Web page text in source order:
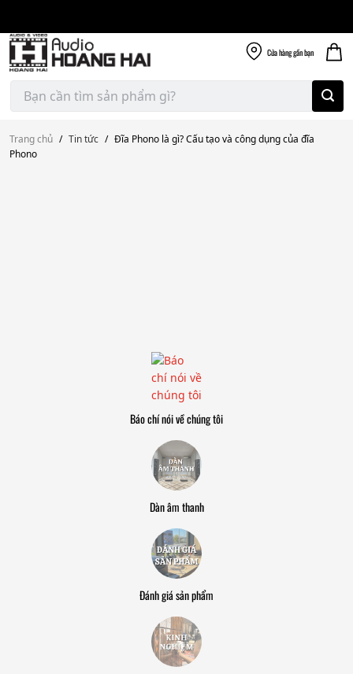
content
Cửa hànggần bạn
Tìm
kiếm:
Trang chủ / Tin tức / Đĩa Phono là gì? Cấu tạo và công dụng của đĩa
Phono
Báo chí nói về chúng tôi
Dàn âm thanh
Đánh giá sản phẩm